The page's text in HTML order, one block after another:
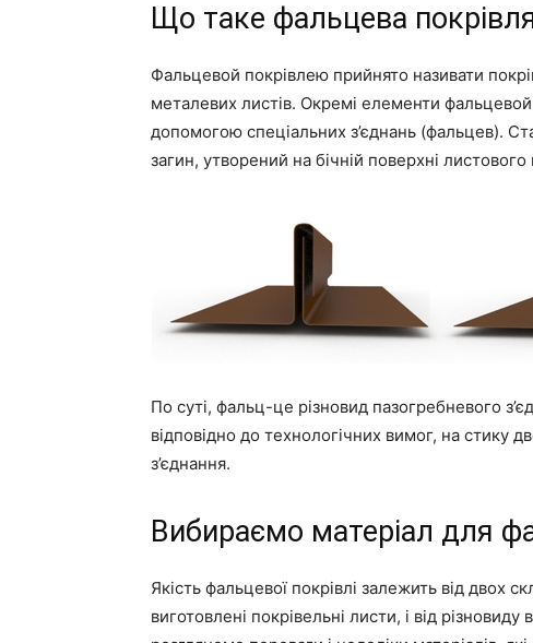
Що таке фальцева
Фальцевой покрівлею прийнято називати
металевих листів. Окремі елементи фальцевой
допомогою спеціальних з’єднань (фальцев).
загин, утворений на бічній поверхні листового
По суті, фальц-це різновид пазогребневого
відповідно до технологічних вимог, на стику
з’єднання.
Вибираємо матеріал для
Якість фальцевої покрівлі залежить від двох
виготовлені покрівельні листи, і від